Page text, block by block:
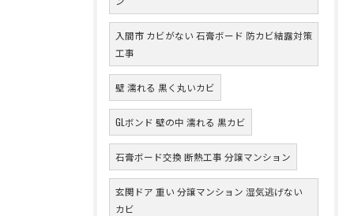
入間市 カビがない 石膏ボード 防カビ結露対策
工事
壁 濡れる 黒く丸いカビ
GLボンド 壁の中 濡れる 黒カビ
石膏ボード交換 断熱工事 分譲マンション
玄関ドア 重い 分譲マンション 湿気逃げない
カビ